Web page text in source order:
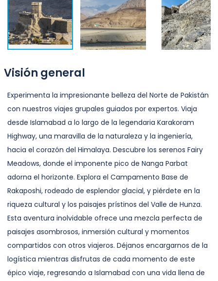
Visión general
Experimenta la impresionante belleza del Norte de Pakistán
con nuestros viajes grupales guiados por expertos. Viaja
desde Islamabad a lo largo de la legendaria Karakoram
Highway, una maravilla de la naturaleza y la ingeniería,
hacia el corazón del Himalaya. Descubre los serenos Fairy
Meadows, donde el imponente pico de Nanga Parbat
adorna el horizonte. Explora el Campamento Base de
Rakaposhi, rodeado de esplendor glacial, y piérdete en la
riqueza cultural y los paisajes prístinos del Valle de Hunza.
Esta aventura inolvidable ofrece una mezcla perfecta de
paisajes asombrosos, inmersión cultural y momentos
compartidos con otros viajeros. Déjanos encargarnos de la
logística mientras disfrutas de cada momento de este
épico viaje, regresando a Islamabad con una vida llena de